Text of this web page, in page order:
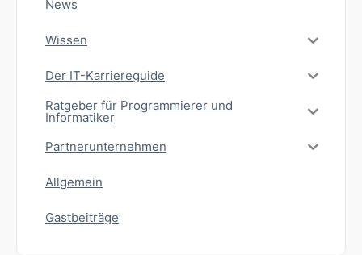
News
Wissen
Der IT-Karriereguide
Ratgeber für Programmierer und
Informatiker
Partnerunternehmen
Allgemein
Gastbeiträge